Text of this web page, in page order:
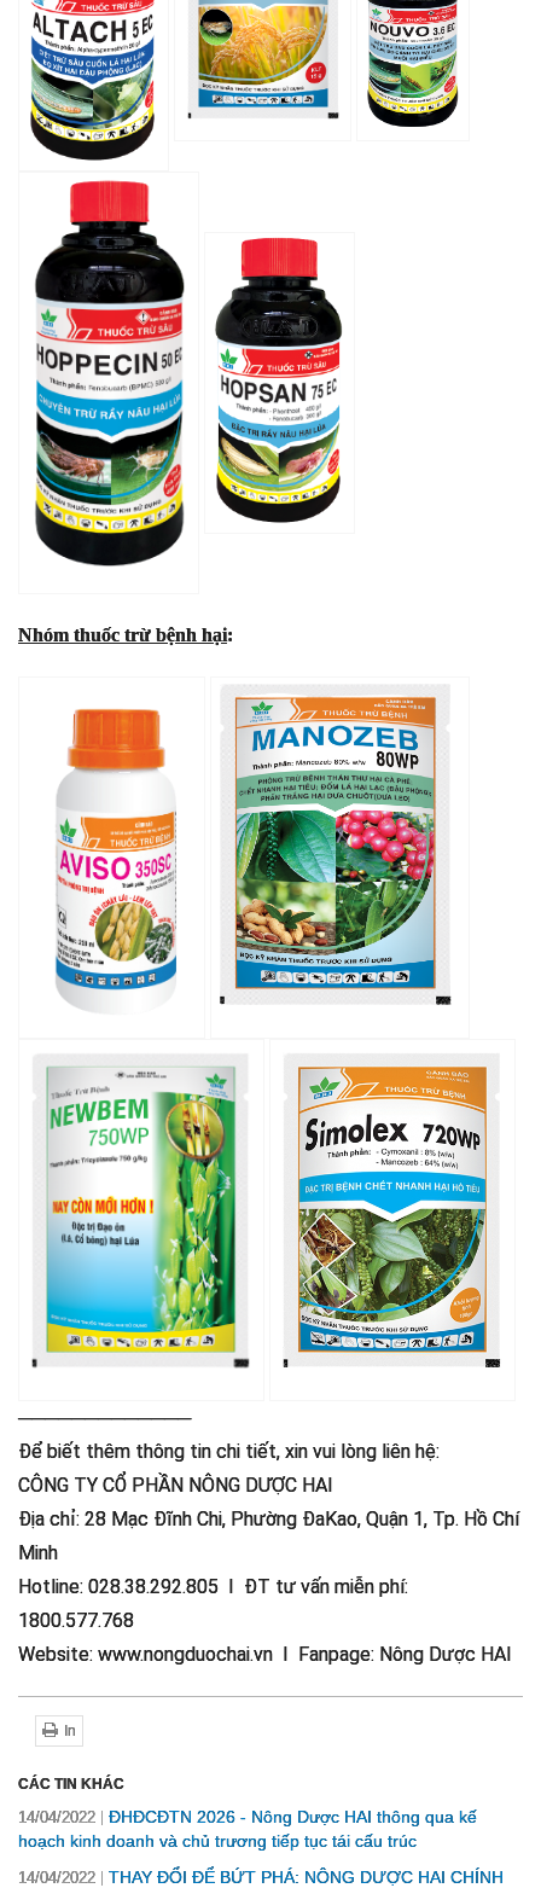
Nhóm thuốc trừ bệnh hại:
─────────────
Để biết thêm thông tin chi tiết, xin vui lòng liên hệ:
CÔNG TY CỔ PHẦN NÔNG DƯỢC HAI
Địa chỉ: 28 Mạc Đĩnh Chi, Phường ĐaKao, Quận 1, Tp. Hồ Chí
Minh
Hotline: 028.38.292.805 I ĐT tư vấn miễn phí:
1800.577.768
Website: www.nongduochai.vn I Fanpage: Nông Dược HAI
In
CÁC TIN KHÁC
14/04/2022
ĐHĐCĐTN 2026 - Nông Dược HAI thông qua kế
hoạch kinh doanh và chủ trương tiếp tục tái cấu trúc
14/04/2022
THAY ĐỔI ĐỂ BỨT PHÁ: NÔNG DƯỢC HAI CHÍNH